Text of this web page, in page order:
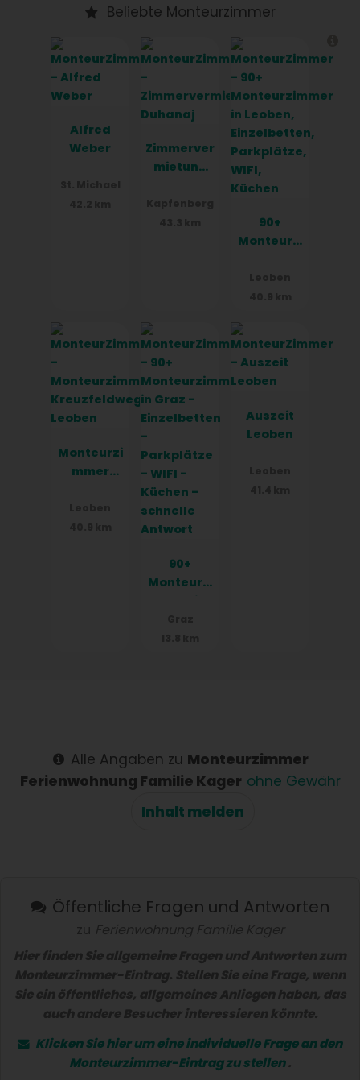
Beliebte Monteurzimmer
Alfred
Weber
Zimmerver
mietung
90+
Monteurzi
Parkplätz
e, WIFI,
Küchen
Monteurzi
mmer
90+
Monteurzi
Auszeit
Leoben
Alle Angaben zu Monteurzimmer
Ferienwohnung Familie Kager ohne Gewähr
Inhalt melden
Öffentliche Fragen und Antworten
zu Ferienwohnung Familie Kager
Hier finden Sie allgemeine Fragen und Antworten zum
Monteurzimmer-Eintrag. Stellen Sie eine Frage, wenn
Sie ein öffentliches, allgemeines Anliegen haben, das
auch andere Besucher interessieren könnte.
Klicken Sie hier um eineindividuelle Fragean den
Monteurzimmer-Eintrag zu stellen.